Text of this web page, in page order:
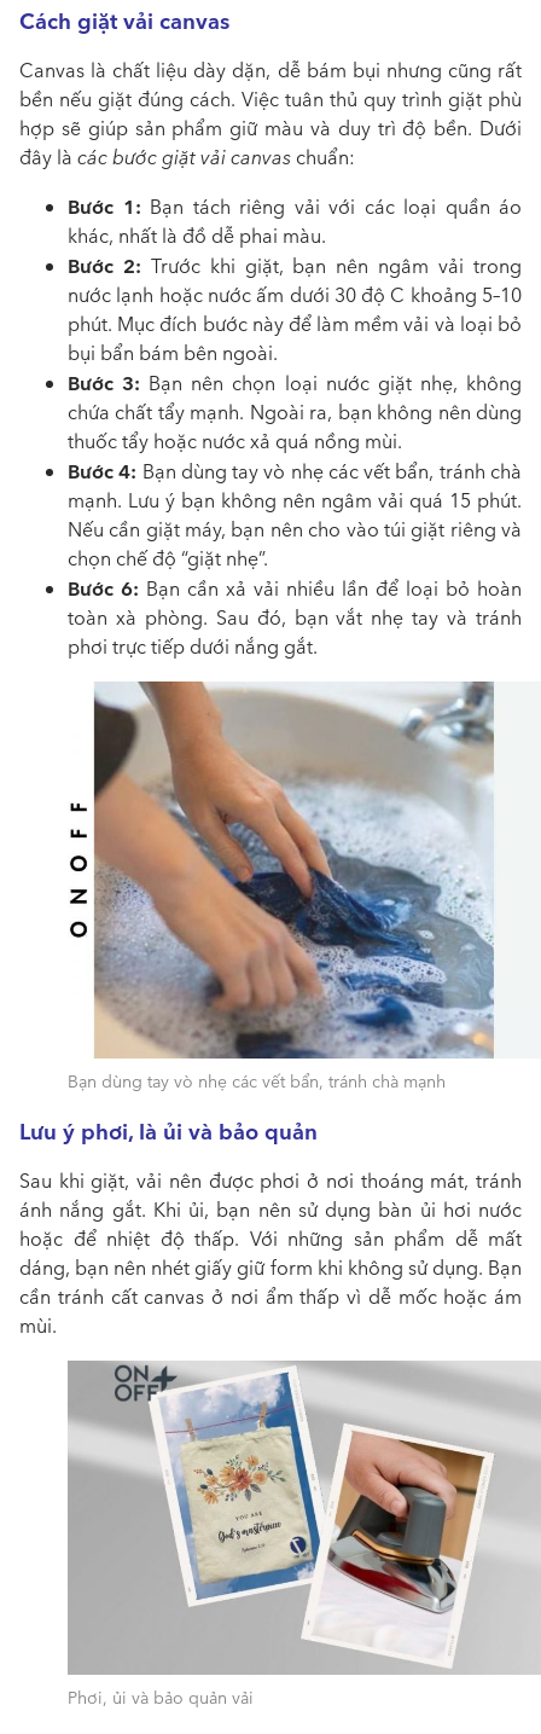
Cách giặt vải canvas
Canvas là chất liệu dày dặn, dễ bám bụi nhưng cũng rất
bền nếu giặt đúng cách. Việc tuân thủ quy trình giặt phù
hợp sẽ giúp sản phẩm giữ màu và duy trì độ bền. Dưới
đây là các bước giặt vải canvas chuẩn:
Bước 1: Bạn tách riêng vải với các loại quần áo
khác, nhất là đồ dễ phai màu.
Bước 2: Trước khi giặt, bạn nên ngâm vải trong
nước lạnh hoặc nước ấm dưới 30 độ C khoảng 5–10
phút. Mục đích bước này để làm mềm vải và loại bỏ
bụi bẩn bám bên ngoài.
Bước 3: Bạn nên chọn loại nước giặt nhẹ, không
chứa chất tẩy mạnh. Ngoài ra, bạn không nên dùng
thuốc tẩy hoặc nước xả quá nồng mùi.
Bước 4: Bạn dùng tay vò nhẹ các vết bẩn, tránh chà
mạnh. Lưu ý bạn không nên ngâm vải quá 15 phút.
Nếu cần giặt máy, bạn nên cho vào túi giặt riêng và
chọn chế độ “giặt nhẹ”.
Bước 6: Bạn cần xả vải nhiều lần để loại bỏ hoàn
toàn xà phòng. Sau đó, bạn vắt nhẹ tay và tránh
phơi trực tiếp dưới nắng gắt.
Bạn dùng tay vò nhẹ các vết bẩn, tránh chà mạnh
Lưu ý phơi, là ủi và bảo quản
Sau khi giặt, vải nên được phơi ở nơi thoáng mát, tránh
ánh nắng gắt. Khi ủi, bạn nên sử dụng bàn ủi hơi nước
hoặc để nhiệt độ thấp. Với những sản phẩm dễ mất
dáng, bạn nên nhét giấy giữ form khi không sử dụng. Bạn
cần tránh cất canvas ở nơi ẩm thấp vì dễ mốc hoặc ám
mùi.
Phơi, ủi và bảo quản vải